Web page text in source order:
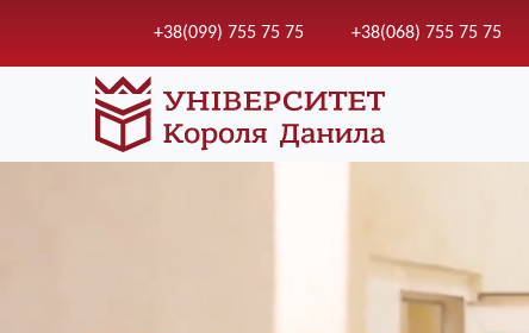
+38(099) 755 75 75 +38(068) 755 75 75